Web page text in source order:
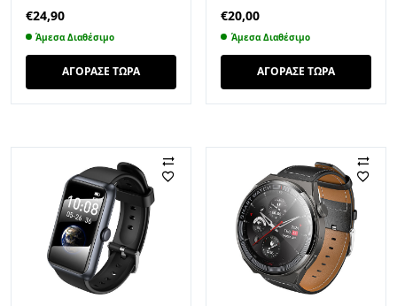
€24,90
Άμεσα Διαθέσιμο
ΑΓΟΡΑΣΕ ΤΩΡΑ
€20,00
Άμεσα Διαθέσιμο
ΑΓΟΡΑΣΕ ΤΩΡΑ